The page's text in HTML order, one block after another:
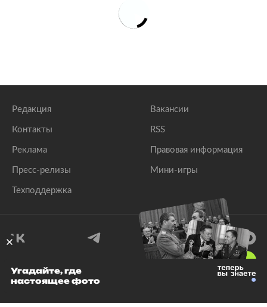
Редакция
Контакты
Реклама
Пресс-релизы
Техподдержка
Вакансии
RSS
Правовая информация
Мини-игры
© 1999–2026 Все права защищены.
Угадайте, где
настоящее фото